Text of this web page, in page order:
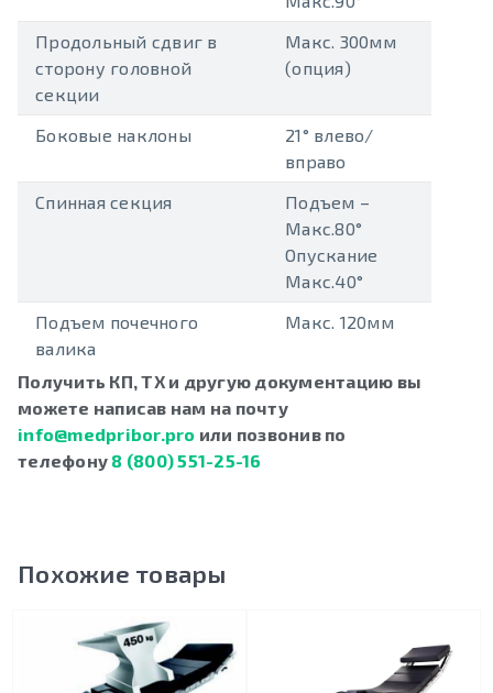
Продольный сдвиг в
сторону головной
секции
Макс. 300мм
(опция)
Боковые наклоны
21° влево/
вправо
Спинная секция
Подъем –
Макс.80°
Опускание
Макс.40°
Подъем почечного
валика
Макс. 120мм
Получить КП, ТХ и другую документацию вы
можете написав нам на почту
info@medpribor.pro или позвонив по
телефону 8 (800) 551-25-16
Похожие товары